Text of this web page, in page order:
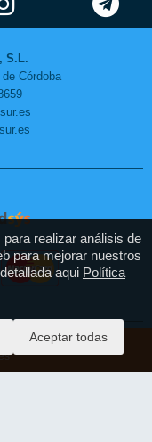
realizar análisis de
para mejorar nuestros
aqui Política
Aceptar todas
S.L.
Córdoba